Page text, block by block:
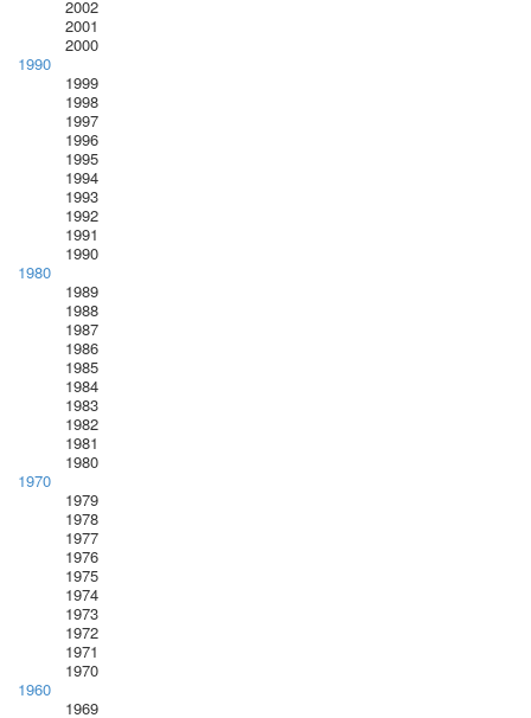
2002
2001
2000
1990
1999
1998
1997
1996
1995
1994
1993
1992
1991
1990
1980
1989
1988
1987
1986
1985
1984
1983
1982
1981
1980
1970
1979
1978
1977
1976
1975
1974
1973
1972
1971
1970
1960
1969